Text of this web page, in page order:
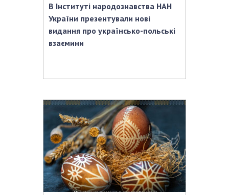
Засідання Президії НАН України
Сесії Загальних зборів НАН України
Річні звіти НАН України
Річні фінансові звіти НАН України
Охорона прав інтелектуальної власності та
Наукові об'єкти, що становлять національне
надбання
Центри колективного користування
науковими приладами НАН України
Оцінювання ефективності діяльності
наукових установ
Конкурси наукових досліджень НАН України
В Інституті народознавства НАН
України презентували нові
видання про українсько-польські
взаємини